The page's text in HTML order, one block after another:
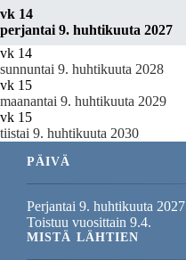
vk 14
perjantai 9. huhtikuuta 2027
vk 14
sunnuntai 9. huhtikuuta 2028
vk 15
maanantai 9. huhtikuuta 2029
vk 15
tiistai 9. huhtikuuta 2030
PÄIVÄ
Perjantai 9. huhtikuuta 2027
Toistuu vuosittain 9.4.
MISTÄ LÄHTIEN